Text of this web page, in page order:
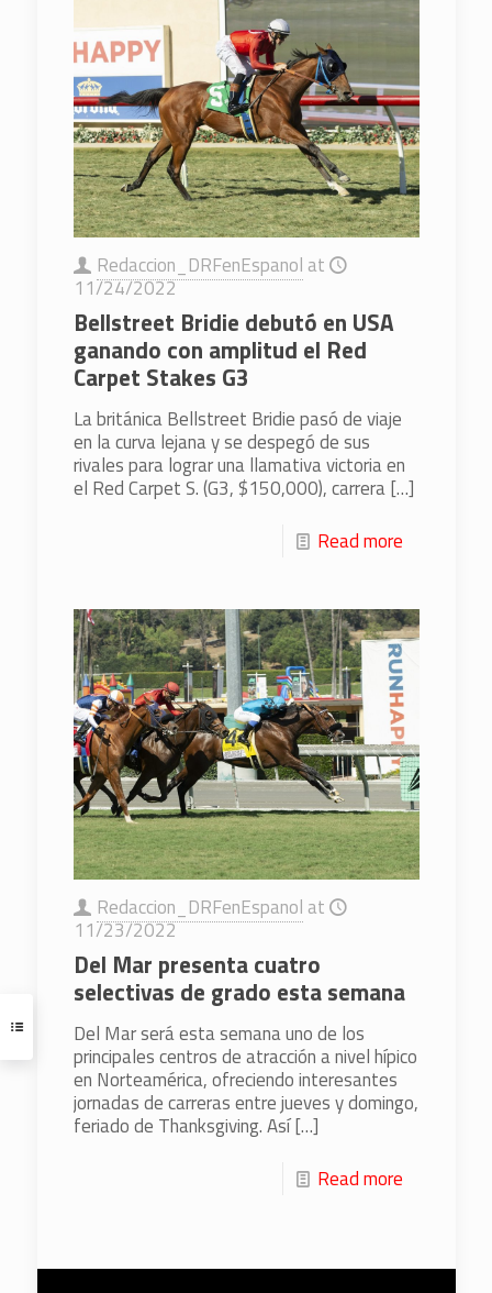
Redaccion_DRFenEspanol at
11/24/2022
Bellstreet Bridie debutó en USA
ganando con amplitud el Red
Carpet Stakes G3
La británica Bellstreet Bridie pasó de viaje
en la curva lejana y se despegó de sus
rivales para lograr una llamativa victoria en
el Red Carpet S. (G3, $150,000), carrera[…]
Read more
Redaccion_DRFenEspanol at
11/23/2022
Del Mar presenta cuatro
selectivas de grado esta semana
Del Mar será esta semana uno de los
principales centros de atracción a nivel hípico
en Norteamérica, ofreciendo interesantes
jornadas de carreras entre jueves y domingo,
feriado de Thanksgiving. Así[…]
Read more